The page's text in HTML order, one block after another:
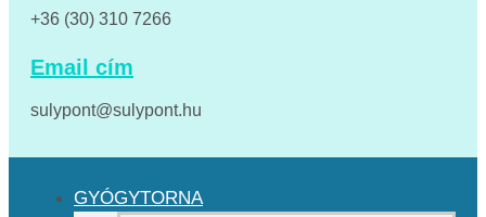
+36 (30) 310 7266
Email cím
sulypont@sulypont.hu
GYÓGYTORNA